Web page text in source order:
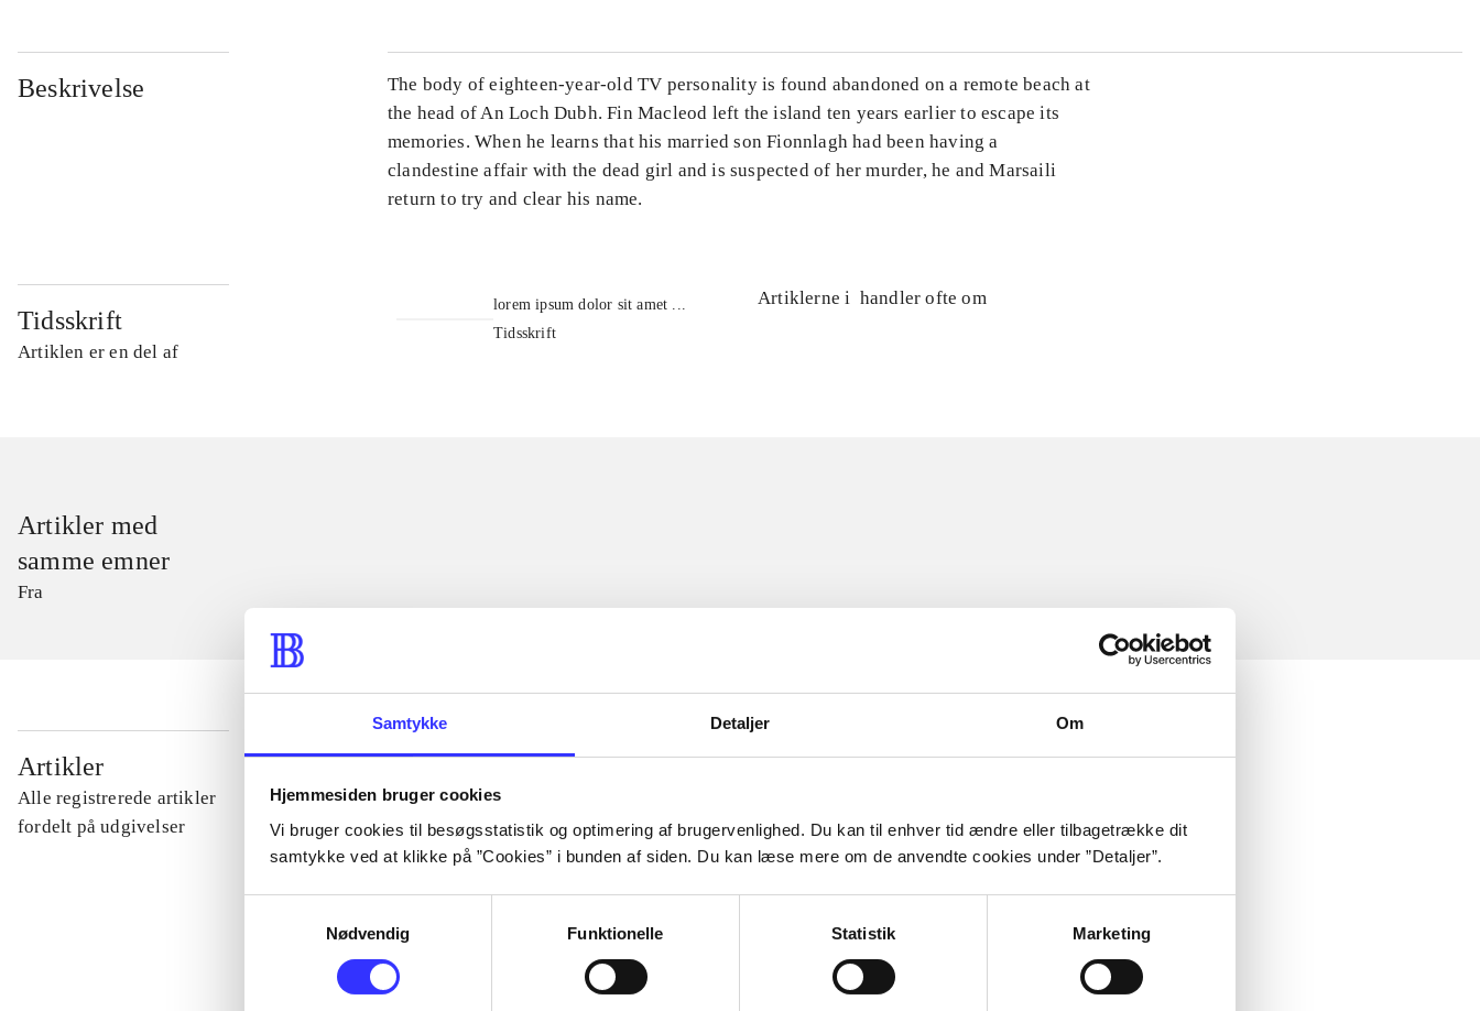
Samtykke Detaljer Om
Hjemmesiden bruger cookies
Vi bruger cookies til besøgsstatistik og optimering af brugervenlighed. Du kan til enhver tid ændre eller tilbagetrække dit
samtykke ved at klikke på ”Cookies” i bunden af siden. Du kan læse mere om de anvendte cookies under ”Detaljer”.
Nødvendig
Funktionelle Statistik Marketing
Beskrivelse
The body of eighteen-year-old TV personality is found abandoned on a remote beach at
the head of An Loch Dubh. Fin Macleod left the island ten years earlier to escape its
memories. When he learns that his married son Fionnlagh had been having a
clandestine affair with the dead girl and is suspected of her murder, he and Marsaili
return to try and clear his name.
Tidsskrift
Artiklen er en del af
lorem ipsum dolor sit amet ...
Tidsskrift
Artiklerne i handler ofte om
Artikler med
samme emner
Fra
Artikler
Alle registrerede artikler
fordelt på udgivelser
...
...
...